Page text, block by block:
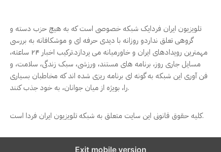
تلویزیون ایران فردایک شبکه خصوصی است که به هیچ حزب دسته و
گروهی تعلق نداردو روزانه با دیدی حرفه ای و موشکافانه به بررسی
مهمترین رویدادهای ایران و خاورمیانه می پردازد.ترکیب اخبار ۲۴ ساعته،
مسایل جاری روز، برنامه های مستند، ورزشی، سبک زندگی، سلامت، و
فن آوری این شبکه به گونه ای برنامه ریزی شده اند که مخاطبان بسیاری
را، بویژه از میان جوانان، به خود جذب کنند.
کلیه حقوق قانونی این سایت متعلق به شبکه تلویزیون ایران فردا است.
Exit mobile version